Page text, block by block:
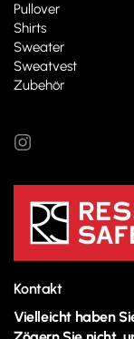
Pullover
Shirts
Sweater
Sweatvest
Zubehör
Kontakt
Vielleicht haben